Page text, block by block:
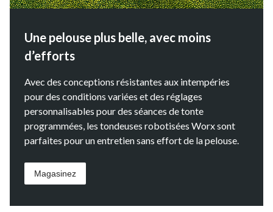
Une pelouse plus belle, avec moins
d’efforts
Avec des conceptions résistantes aux intempéries
pour des conditions variées et des réglages
personnalisables pour des séances de tonte
programmées, les tondeuses robotisées Worx sont
parfaites pour un entretien sans effort de la pelouse.
Magasinez